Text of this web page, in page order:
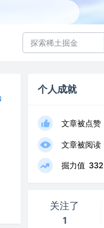
个人成就
文章被点赞
文章被阅读
掘力值 332
关注了
1